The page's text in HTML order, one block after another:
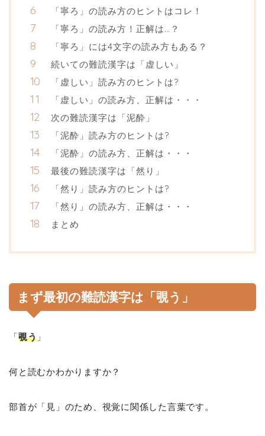
「寧ろ」の読み方のヒントはコレ！
「寧ろ」の読み方！正解は…？
「寧ろ」には4文字の読み方もある？
続いての難読漢字は「虚しい」
「虚しい」読み方のヒントは?
「虚しい」の読み方、正解は・・・
次の難読漢字は「泥酔」
「泥酔」読み方のヒントは?
「泥酔」の読み方、正解は・・・
最後の難読漢字は「然り」
「然り」読み方のヒントは?
「然り」の読み方、正解は・・・
まとめ
まず最初の難読漢字は「覗う」
「覗う 」
何と読むかわかりますか？
部首が「見」のため、視覚に関係した言葉です。